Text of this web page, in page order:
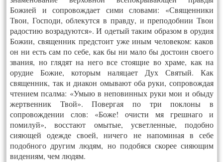
Божией и сопровождает сими словами: «Священники
Твои, Господи, облекутся в правду, и преподобнии Твои
радостию возрадуются». И одетый таким образом в орудия
Божии, священник предстоит уже иным человеком: каков
он ни есть сам по себе, как бы ни мало бы достоин своего
звания, но глядят на него все стоящие во храме, как на
орудие Божие, которым наляцает Дух Святый. Как
священник, так и диакон омывают оба руки, сопровождая
чтением псалма: «Умыю в неповинных руки мои и обыду
жертвенник Твой». Повергая по три поклоны в
сопровождении слов: «Боже! очисти мя грешнаго и
помилуй», восстают омытые, усветленные, подобно
сияющей одежде своей, ничего не напоминая в себе
подобного другим людям, но подобяся скорее сияющим
видениям, чем людям.